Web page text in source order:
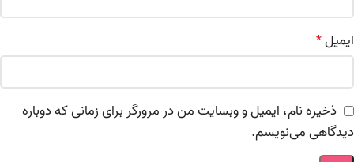
ایمیل*
ذخیره نام، ایمیل و وبسایت من در مرورگر برای زمانی که دوباره
دیدگاهی می‌نویسم.